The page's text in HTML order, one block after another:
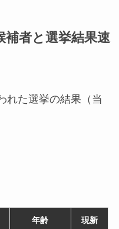
補者と選挙結果速
れた選挙の結果（当
年齢 現新